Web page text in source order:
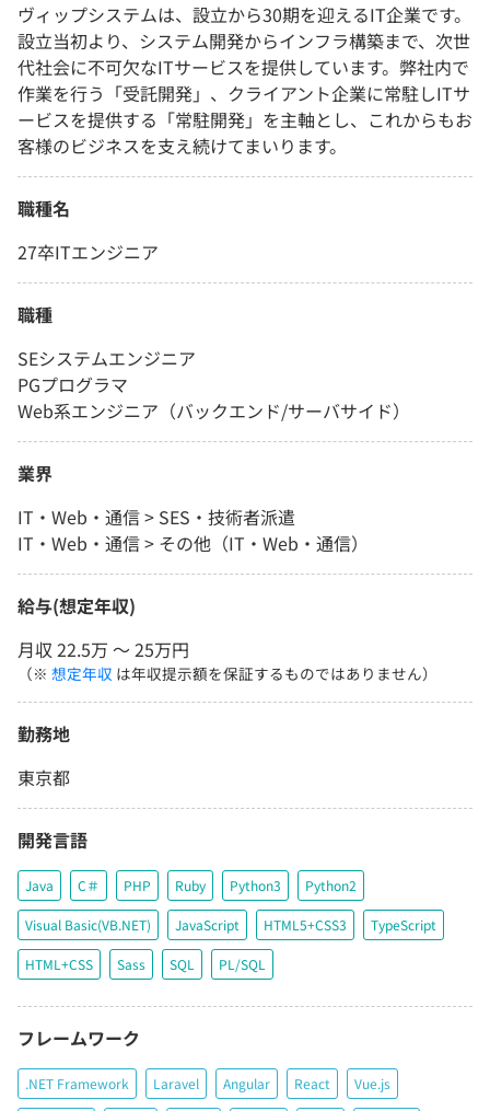
ヴィップシステムは、設立から30期を迎えるIT企業です。
設立当初より、システム開発からインフラ構築まで、次世
代社会に不可欠なITサービスを提供しています。弊社内で
作業を行う「受託開発」、クライアント企業に常駐しITサ
ービスを提供する「常駐開発」を主軸とし、これからもお
客様のビジネスを支え続けてまいります。
職種名
27卒ITエンジニア
職種
SEシステムエンジニア
PGプログラマ
Web系エンジニア（バックエンド/サーバサイド）
業界
IT・Web・通信 > SES・技術者派遣
IT・Web・通信 > その他（IT・Web・通信）
給与(想定年収)
月収 22.5万 〜 25万円
（※ 想定年収 は年収提示額を保証するものではありません）
勤務地
東京都
開発言語
Java C＃ PHP Ruby Python3 Python2
Visual Basic(VB.NET) JavaScript HTML5+CSS3 TypeScript
HTML+CSS Sass SQL PL/SQL
フレームワーク
.NET Framework Laravel Angular React Vue.js